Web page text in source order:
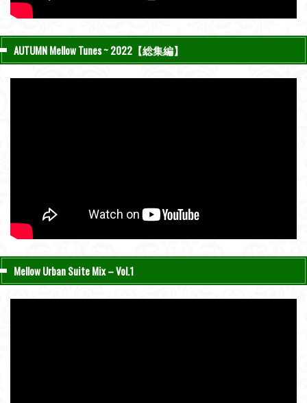
AUTUMN Mellow Tunes ~ 2022【総集編】
Mellow Urban Suite Mix – Vol.1